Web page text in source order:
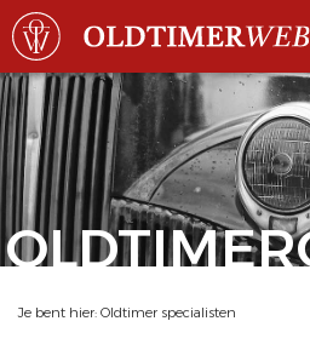
Je bent hier: Oldtimer specialisten